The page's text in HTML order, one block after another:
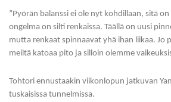
”Pyörän balanssi ei ole nyt kohdillaan, sitä
ongelma on silti renkaissa. Täällä on uusi
mutta renkaat spinnaavat yhä ihan liikaa. Jo
meiltä katoaa pito ja silloin olemme
Tohtori ennustaakin viikonlopun jatkuvan
tuskaisissa tunnelmissa.